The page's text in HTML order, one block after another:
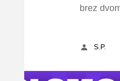
brez
S.P.